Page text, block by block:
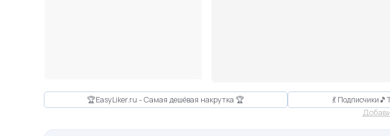
🏆EasyLiker.ru - Самая дешёвая накрутка 🏆 💃